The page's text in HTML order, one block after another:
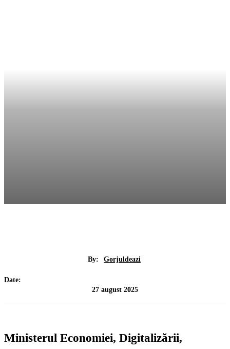
By: Gorjuldeazi
Date:
27 august 2025
Ministerul Economiei, Digitalizării,